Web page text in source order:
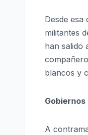
Desde
militantes
han salido
blancos y
A